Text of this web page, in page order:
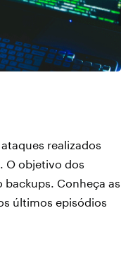
realizados
O objetivo dos
Conheça as
últimos episódios